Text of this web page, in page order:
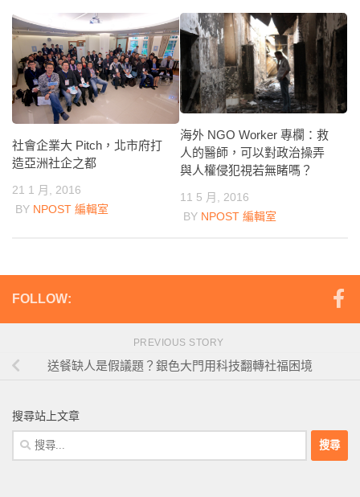
社會企業大 Pitch，北市府打
造亞洲社企之都
21 1 月, 2016
BY NPOST 編輯室
海外 NGO Worker 專欄：救
人的醫師，可以對政治操弄
與人權侵犯視若無睹嗎？
11 5 月, 2016
BY NPOST 編輯室
FOLLOW:
PREVIOUS STORY
送餐缺人是假議題？銀色大門用科技翻轉社福困境
搜尋站上文章
搜
尋